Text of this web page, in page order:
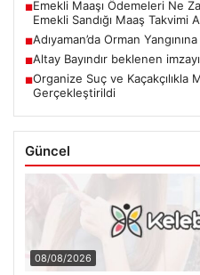
■Emekli Maaşı Ödemeleri Ne
Emekli Sandığı Maaş Takvimi
■Adıyaman’da Orman
■Altay Bayındır beklenen
■Organize Suç ve Kaçakçılıkla
Gerçekleştirildi
Güncel
08/08/2026